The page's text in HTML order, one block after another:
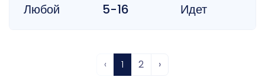
Любой 5-16 Идет
‹ 1 2 ›